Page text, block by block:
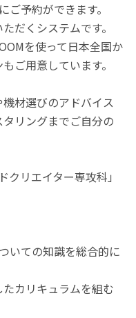
ご予約ができます。
だくシステムです。
を使って日本全国か
ご用意しています。
材選びのアドバイス
リングまでご自分の
リエイター専攻科」
いての知識を総合的に
カリキュラムを組む